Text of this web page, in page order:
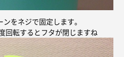
をネジで固定します。
回転するとフタが閉じますね